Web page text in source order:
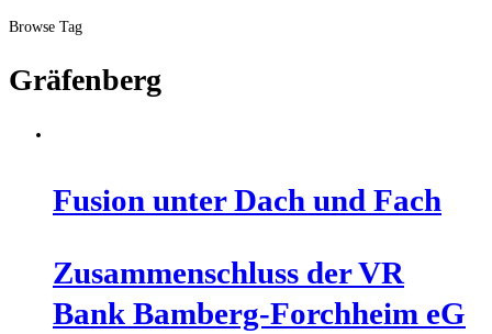
Browse Tag
Gräfenberg
Fusi­on unter Dach und Fach
Zusam­men­schluss der VR
Bank Bam­berg-Forch­heim eG